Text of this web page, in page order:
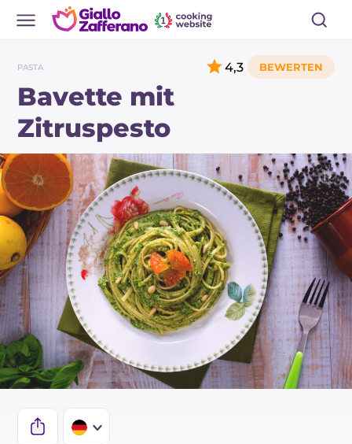
PASTA
Bavette mit
Zitruspesto
4,3